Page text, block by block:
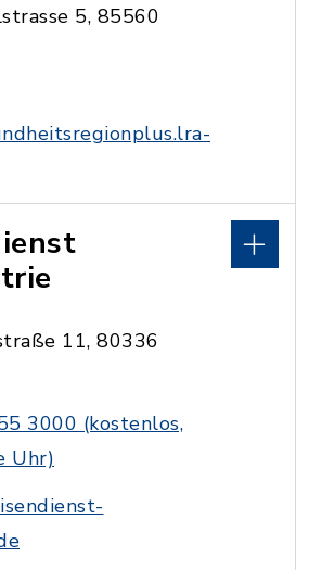
5, 85560
11, 80336
3000 (kostenlos,
Uhr)